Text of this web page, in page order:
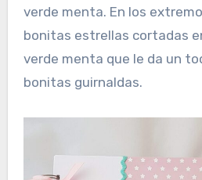
verde menta. En los
bonitas estrellas cortadas
verde menta que le da un
bonitas guirnaldas.